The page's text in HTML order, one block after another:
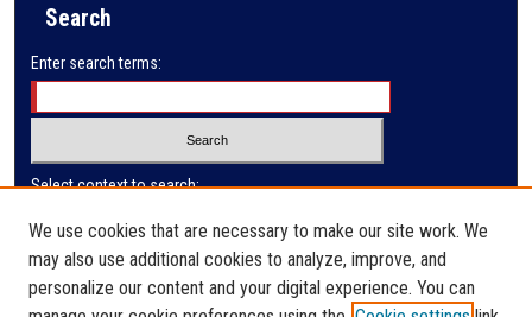
Search
Enter search terms:
Select context to search:
Advanced Search
We use cookies that are necessary to make our site work. We
may also use additional cookies to analyze, improve, and
personalize our content and your digital experience. You can